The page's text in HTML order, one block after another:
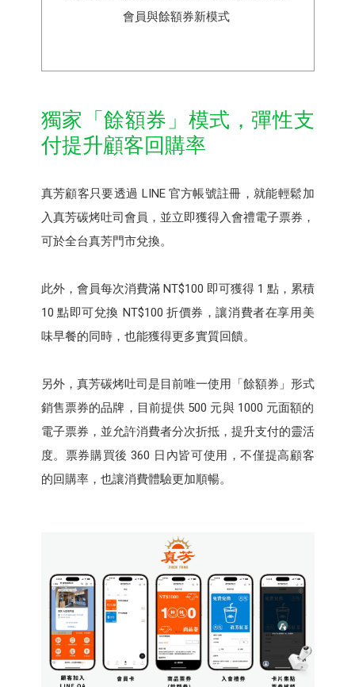
會員與餘額券新模式
獨家「餘額券」模式，彈性支
付提升顧客回購率
真芳顧客只要透過 LINE 官方帳號註冊，就能輕鬆加
入真芳碳烤吐司會員，並立即獲得入會禮電子票券，
可於全台真芳門市兌換。
此外，會員每次消費滿 NT$100 即可獲得 1 點，累積
10 點即可兌換 NT$100 折價券，讓消費者在享用美
味早餐的同時，也能獲得更多實質回饋。
另外，真芳碳烤吐司是目前唯一使用「餘額券」形式
銷售票券的品牌，目前提供 500 元與 1000 元面額的
電子票券，並允許消費者分次折抵，提升支付的靈活
度。票券購買後 360 日內皆可使用，不僅提高顧客
的回購率，也讓消費體驗更加順暢。